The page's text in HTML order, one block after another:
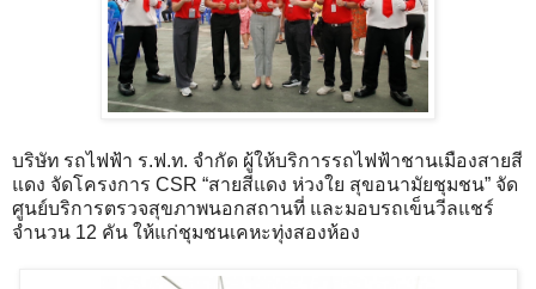
บริษัท รถไฟฟ้า ร.ฟ.ท. จำกัด ผู้ให้บริการรถไฟฟ้าชานเมืองสายสี
แดง จัดโครงการ CSR “สายสีแดง ห่วงใย สุขอนามัยชุมชน” จัด
ศูนย์บริการตรวจสุขภาพนอกสถานที่ และมอบรถเข็นวีลแชร์
จำนวน 12 คัน ให้แก่ชุมชนเคหะทุ่งสองห้อง